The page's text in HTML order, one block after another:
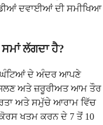
ਦਵਾਈਆਂ ਦੀ ਸਮੀਖਿਆ
ਲੱਗਦਾ ਹੈ?
ਘੰਟਿਆਂ ਦੇ ਅੰਦਰ ਆਪਣੇ
ਜਲਣ ਅਤੇ ਜ਼ਰੂਰੀਅਤ ਆਮ ਤੌਰ
ਅਤੇ ਸਮੁੱਚੇ ਆਰਾਮ ਵਿੱਚ
ਖਤਮ ਕਰਨ ਦੇ 7 ਤੋਂ 10